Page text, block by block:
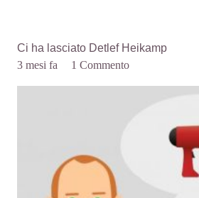
Ci ha lasciato Detlef Heikamp
3 mesi fa
1Commento